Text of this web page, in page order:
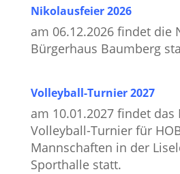
Nikolausfeier 2026
am 06.12.2026 findet die
Bürgerhaus Baumberg
Volleyball-Turnier 2027
am 10.01.2027 findet das
Volleyball-Turnier für
Mannschaften in der
Sporthalle statt.